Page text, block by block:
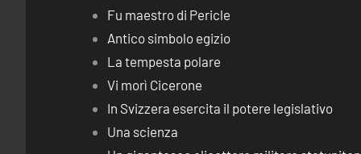
Fu maestro di Pericle
Antico simbolo egizio
La tempesta polare
Vi morì Cicerone
In Svizzera esercita il potere legislativo
Una scienza